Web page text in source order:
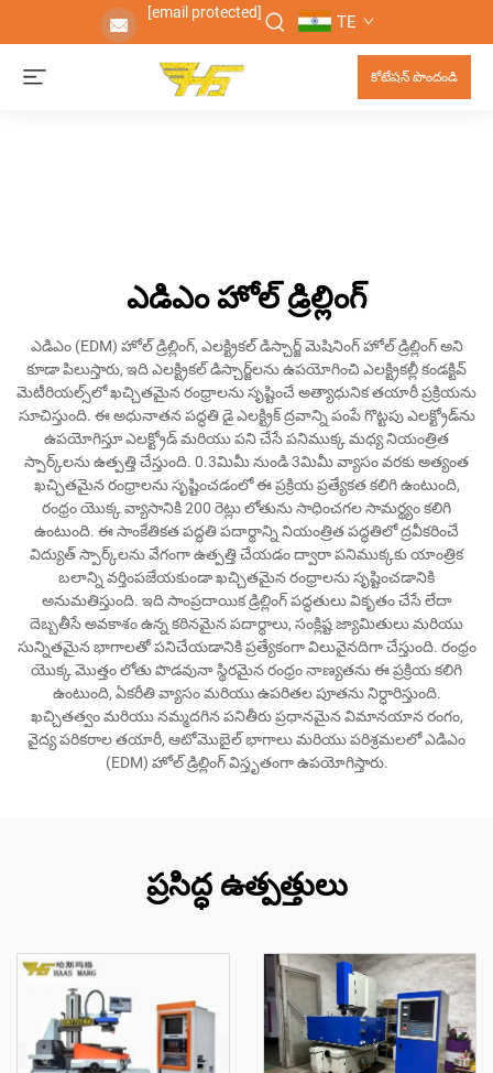
[email protected] TE
కోటేషన్ పొందండి
ఎడిఎం హోల్ డ్రిల్లింగ్
ఎడిఎం (EDM) హోల్ డ్రిల్లింగ్, ఎలక్ట్రికల్ డిస్చార్జ్ మెషినింగ్ హోల్ డ్రిల్లింగ్ అని
కూడా పిలుస్తారు, ఇది ఎలక్ట్రికల్ డిస్చార్జ్‌లను ఉపయోగించి ఎలక్ట్రికల్లీ కండక్టివ్
మెటీరియల్స్‌లో ఖచ్చితమైన రంధ్రాలను సృష్టించే అత్యాధునిక తయారీ ప్రక్రియను
సూచిస్తుంది. ఈ అధునాతన పద్ధతి డై ఎలక్ట్రిక్ ద్రవాన్ని పంపే గొట్టపు ఎలక్ట్రోడ్‌ను
ఉపయోగిస్తూ ఎలక్ట్రోడ్ మరియు పని చేసే పనిముక్క మధ్య నియంత్రిత
స్పార్క్‌లను ఉత్పత్తి చేస్తుంది. 0.3మిమీ నుండి 3మిమీ వ్యాసం వరకు అత్యంత
ఖచ్చితమైన రంధ్రాలను సృష్టించడంలో ఈ ప్రక్రియ ప్రత్యేకత కలిగి ఉంటుంది,
రంధ్రం యొక్క వ్యాసానికి 200 రెట్లు లోతును సాధించగల సామర్థ్యం కలిగి
ఉంటుంది. ఈ సాంకేతికత పద్ధతి పదార్థాన్ని నియంత్రిత పద్ధతిలో ద్రవీకరించే
విద్యుత్ స్పార్క్‌లను వేగంగా ఉత్పత్తి చేయడం ద్వారా పనిముక్కకు యాంత్రిక
బలాన్ని వర్తింపజేయకుండా ఖచ్చితమైన రంధ్రాలను సృష్టించడానికి
అనుమతిస్తుంది. ఇది సాంప్రదాయిక డ్రిల్లింగ్ పద్ధతులు వికృతం చేసే లేదా
దెబ్బతీసే అవకాశం ఉన్న కఠినమైన పదార్థాలు, సంక్లిష్ట జ్యామితులు మరియు
సున్నితమైన భాగాలతో పనిచేయడానికి ప్రత్యేకంగా విలువైనదిగా చేస్తుంది. రంధ్రం
యొక్క మొత్తం లోతు పొడవునా స్థిరమైన రంధ్రం నాణ్యతను ఈ ప్రక్రియ కలిగి
ఉంటుంది, ఏకరీతి వ్యాసం మరియు ఉపరితల పూతను నిర్ధారిస్తుంది.
ఖచ్చితత్వం మరియు నమ్మదగిన పనితీరు ప్రధానమైన విమానయాన రంగం,
వైద్య పరికరాల తయారీ, ఆటోమొబైల్ భాగాలు మరియు పరిశ్రమలలో ఎడిఎం
(EDM) హోల్ డ్రిల్లింగ్ విస్తృతంగా ఉపయోగిస్తారు.
ప్రసిద్ధ ఉత్పత్తులు